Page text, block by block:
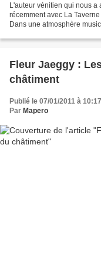
L'auteur vénitien qui nous a
récemment avec La
Dans une atmosphère
Fleur Jaeggy :
châtiment
Publié le 07/01/2011 à 10:17
Par Mapero